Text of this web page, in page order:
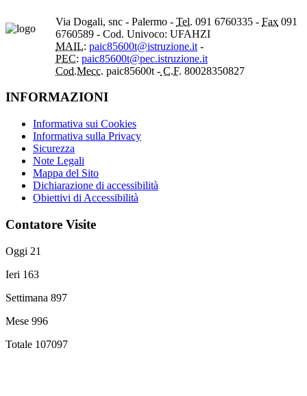
Via Dogali, snc - Palermo - Tel. 091 6760335 - Fax 091
6760589 - Cod. Univoco: UFAHZI
MAIL: paic85600t@istruzione.it -
PEC: paic85600t@pec.istruzione.it
Cod.Mecc. paic85600t - C.F. 80028350827
INFORMAZIONI
Informativa sui Cookies
Informativa sulla Privacy
Sicurezza
Note Legali
Mappa del Sito
Dichiarazione di accessibilità
Obiettivi di Accessibilità
Contatore Visite
Oggi 21
Ieri 163
Settimana 897
Mese 996
Totale 107097